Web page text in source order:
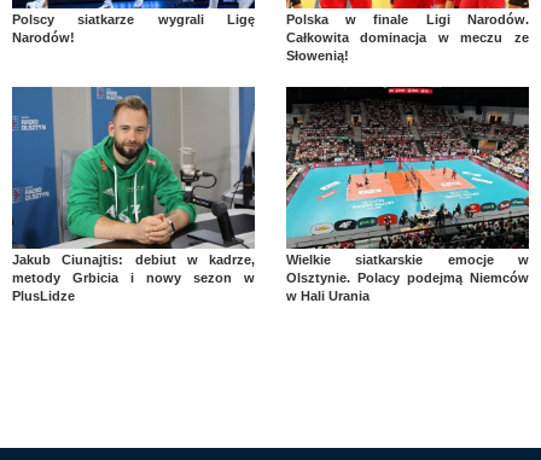
Polscy siatkarze wygrali Ligę
Narodów!
Polska w finale Ligi Narodów.
Całkowita dominacja w meczu ze
Słowenią!
Jakub Ciunajtis: debiut w kadrze,
metody Grbicia i nowy sezon w
PlusLidze
Wielkie siatkarskie emocje w
Olsztynie. Polacy podejmą Niemców
w Hali Urania